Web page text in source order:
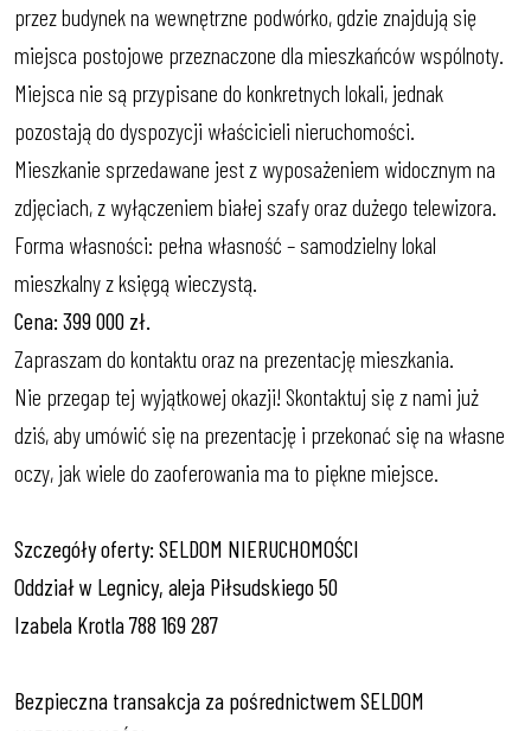
przez budynek na wewnętrzne podwórko, gdzie znajdują się
miejsca postojowe przeznaczone dla mieszkańców wspólnoty.
Miejsca nie są przypisane do konkretnych lokali, jednak
pozostają do dyspozycji właścicieli nieruchomości.
Mieszkanie sprzedawane jest z wyposażeniem widocznym na
zdjęciach, z wyłączeniem białej szafy oraz dużego telewizora.
Forma własności: pełna własność – samodzielny lokal
mieszkalny z księgą wieczystą.
Cena: 399 000 zł.
Zapraszam do kontaktu oraz na prezentację mieszkania.
Nie przegap tej wyjątkowej okazji! Skontaktuj się z nami już
dziś, aby umówić się na prezentację i przekonać się na własne
oczy, jak wiele do zaoferowania ma to piękne miejsce.
Szczegóły oferty: SELDOM NIERUCHOMOŚCI
Oddział w Legnicy, aleja Piłsudskiego 50
Izabela Krotla 788 169 287
Bezpieczna transakcja za pośrednictwem SELDOM